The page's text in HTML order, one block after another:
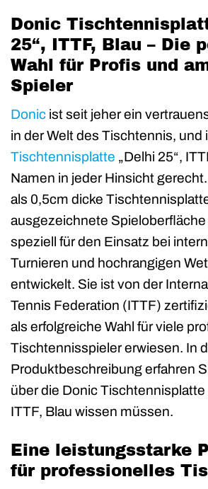
Donic
25“, ITTF, Blau – Die
Wahl für Profis und
Spieler
Donic ist seit jeher ein
in der Welt des Tischtennis, und
Tischtennisplatte „Delhi 25“,
Namen in jeder Hinsicht
als 0,5cm dicke
ausgezeichnete
speziell für den Einsatz bei
Turnieren und hochrangigen
entwickelt. Sie ist von der
Tennis Federation (ITTF)
als erfolgreiche Wahl für viele
Tischtennisspieler erwiesen. In
Produktbeschreibung erfahren
über die Donic Tischtennisplatte
ITTF, Blau wissen müssen.
Eine leistungsstarke
für professionelles